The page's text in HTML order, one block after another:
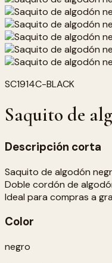
SC1914C-BLACK
Saquito de
Descripción corta
Saquito de algodón
Doble cordón de
Ideal para compras a
Color
negro